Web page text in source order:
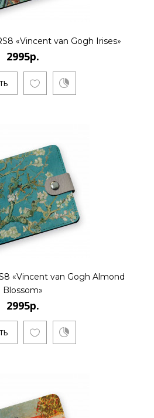
Пловецкая Татьяна закончила
школу им. Бузовкина,
азы живописи.Л..
«Vincent van Gogh Irises»
2995р.
«Vincent van Gogh Almond
Blossom»
2995р.